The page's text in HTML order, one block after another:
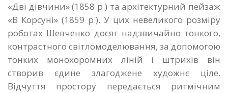
«Дві дівчини» (1858 р.) та архітектурний пейзаж
«В Корсуні» (1859 р.). У цих невеликого розміру
роботах Шевченко досяг надзвичайно тонкого,
контрастного світломоделювання, за допомогою
тонких монохоромних ліній і штрихів він
створив єдине злагоджене художнє ціле.
Відчуття простору передається ритмічним